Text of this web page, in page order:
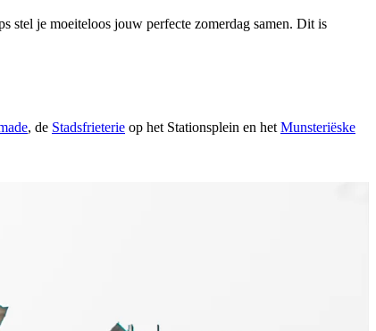
stel je moeiteloos jouw perfecte zomerdag samen. Dit is
, de Stadsfrieterie op het Stationsplein en het Munsteriëske